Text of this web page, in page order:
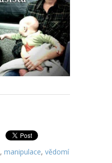
, manipulace, vědomí